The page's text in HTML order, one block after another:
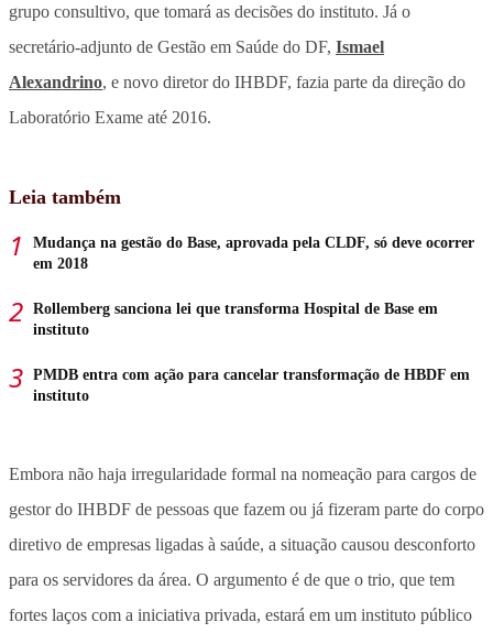
grupo consultivo, que tomará as decisões do instituto. Já o
secretário-adjunto de Gestão em Saúde do DF, Ismael
Alexandrino, e novo diretor do IHBDF, fazia parte da direção do
Laboratório Exame até 2016.
Leia também
Mudança na gestão do Base, aprovada pela CLDF, só deve ocorrer
em 2018
Rollemberg sanciona lei que transforma Hospital de Base em
instituto
PMDB entra com ação para cancelar transformação de HBDF em
instituto
Embora não haja irregularidade formal na nomeação para cargos de
gestor do IHBDF de pessoas que fazem ou já fizeram parte do corpo
diretivo de empresas ligadas à saúde, a situação causou desconforto
para os servidores da área. O argumento é de que o trio, que tem
fortes laços com a iniciativa privada, estará em um instituto público